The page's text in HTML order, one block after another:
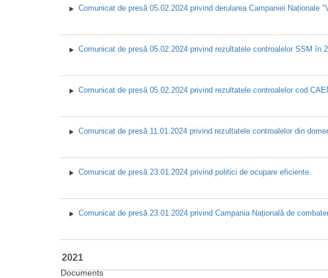
Comunicat de presă 05.02.2024 privind derularea Campaniei Naționale
Comunicat de presă 05.02.2024 privind rezultatele controalelor SSM în
Comunicat de presă 05.02.2024 privind rezultatele controalelor cod
Comunicat de presă 11.01.2024 privind rezultatele controalelor din
Comunicat de presă 23.01.2024 privind politici de ocupare eficiente.
Comunicat de presă 23.01.2024 privind Campania Națională de
2021
Documents